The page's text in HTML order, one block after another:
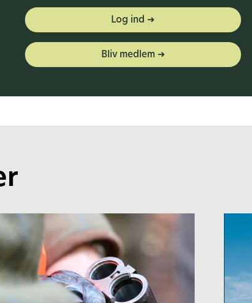
Log ind ➜
Bliv medlem ➜